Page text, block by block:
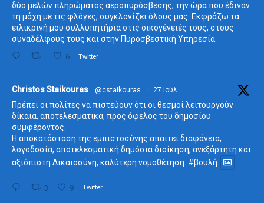
δύο μελών πληρώματος αεροπυρόσβεσης, την ώρα που έδιναν
τη μάχη με τις φλόγες, συγκλονίζει όλους μας. Εκφράζω τα
ειλικρινή μου συλλυπητήρια στις οικογένειές τους, στους
συναδέλφους τους και στην Πυροσβεστική Υπηρεσία.
6 Twitter
Christos Staikouras @cstaikouras · 27 Ιούλ
Πρέπει οι πολίτες να πιστεύουν ότι οι θεσμοί λειτουργούν
δίκαια, αποτελεσματικά, προς όφελος του δημοσίου
συμφέροντος.
Η αποκατάσταση της εμπιστοσύνης απαιτεί διαφάνεια,
λογοδοσία, αποτελεσματική δημόσια διοίκηση, ανεξάρτητη και
αξιόπιστη Δικαιοσύνη, καλύτερη νομοθέτηση. #βουλή
3 9 Twitter